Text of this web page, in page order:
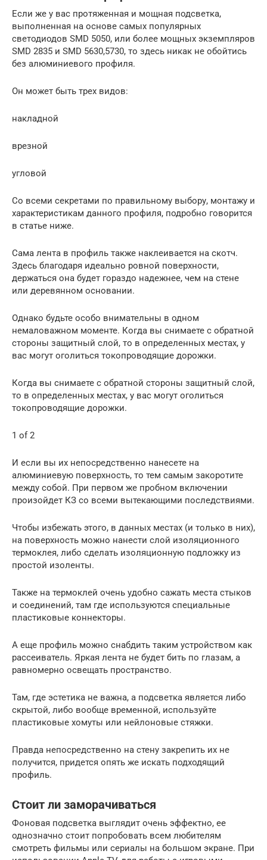
Если же у вас протяженная и мощная подсветка,
выполненная на основе самых популярных
светодиодов SMD 5050, или более мощных экземпляров
SMD 2835 и SMD 5630,5730, то здесь никак не обойтись
без алюминиевого профиля.
Он может быть трех видов:
накладной
врезной
угловой
Со всеми секретами по правильному выбору, монтажу и
характеристикам данного профиля, подробно говорится
в статье ниже.
Сама лента в профиль также наклеивается на скотч.
Здесь благодаря идеально ровной поверхности,
держаться она будет гораздо надежнее, чем на стене
или деревянном основании.
Однако будьте особо внимательны в одном
немаловажном моменте. Когда вы снимаете с обратной
стороны защитный слой, то в определенных местах, у
вас могут оголиться токопроводящие дорожки.
Когда вы снимаете с обратной стороны защитный слой,
то в определенных местах, у вас могут оголиться
токопроводящие дорожки.
1 of 2
И если вы их непосредственно нанесете на
алюминиевую поверхность, то тем самым закоротите
между собой. При первом же пробном включении
произойдет КЗ со всеми вытекающими последствиями.
Чтобы избежать этого, в данных местах (и только в них),
на поверхность можно нанести слой изоляционного
термоклея, либо сделать изоляционную подложку из
простой изоленты.
Также на термоклей очень удобно сажать места стыков
и соединений, там где используются специальные
пластиковые коннекторы.
А еще профиль можно снабдить таким устройством как
рассеиватель. Яркая лента не будет бить по глазам, а
равномерно освещать пространство.
Там, где эстетика не важна, а подсветка является либо
скрытой, либо вообще временной, используйте
пластиковые хомуты или нейлоновые стяжки.
Правда непосредственно на стену закрепить их не
получится, придется опять же искать подходящий
профиль.
Стоит ли заморачиваться
Фоновая подсветка выглядит очень эффектно, ее
однозначно стоит попробовать всем любителям
смотреть фильмы или сериалы на большом экране. При